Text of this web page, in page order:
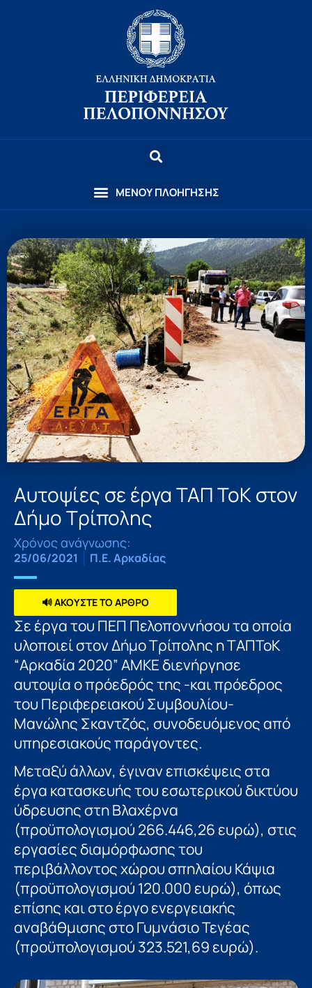
Αυτοψίες σε έργα ΤΑΠ ΤοΚ στον
Δήμο Τρίπολης
Χρόνος ανάγνωσης:
25/06/2021 Π.Ε. Αρκαδίας
🔊 ΑΚΟΥΣΤΕ ΤΟ ΑΡΘΡΟ
Σε έργα του ΠΕΠ Πελοποννήσου τα οποία
υλοποιεί στον Δήμο Τρίπολης η ΤΑΠΤοΚ
“Αρκαδία 2020” ΑΜΚΕ διενήργησε
αυτοψία ο πρόεδρός της -και πρόεδρος
του Περιφερειακού Συμβουλίου-
Μανώλης Σκαντζός, συνοδευόμενος από
υπηρεσιακούς παράγοντες.
Μεταξύ άλλων, έγιναν επισκέψεις στα
έργα κατασκευής του εσωτερικού δικτύου
ύδρευσης στη Βλαχέρνα
(προϋπολογισμού 266.446,26 ευρώ), στις
εργασίες διαμόρφωσης του
περιβάλλοντος χώρου σπηλαίου Κάψια
(προϋπολογισμού 120.000 ευρώ), όπως
επίσης και στο έργο ενεργειακής
αναβάθμισης στο Γυμνάσιο Τεγέας
(προϋπολογισμού 323.521,69 ευρώ).